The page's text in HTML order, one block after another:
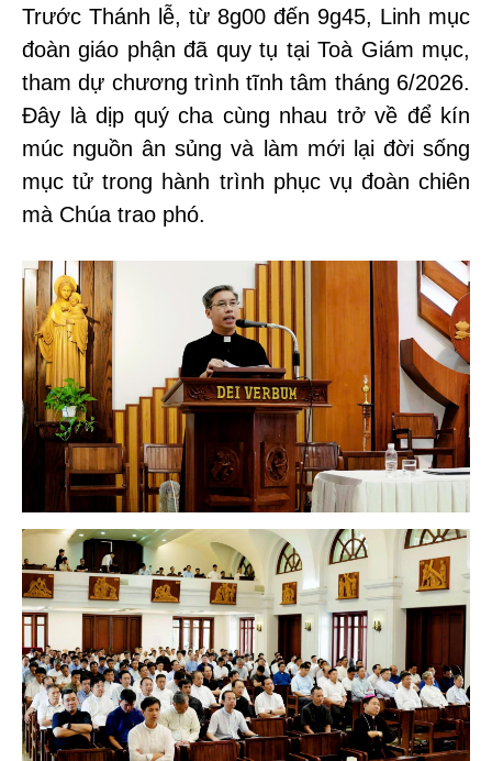
Trước Thánh lễ, từ 8g00 đến 9g45, Linh mục
đoàn giáo phận đã quy tụ tại Toà Giám mục,
tham dự chương trình tĩnh tâm tháng 6/2026.
Đây là dịp quý cha cùng nhau trở về để kín
múc nguồn ân sủng và làm mới lại đời sống
mục tử trong hành trình phục vụ đoàn chiên
mà Chúa trao phó.